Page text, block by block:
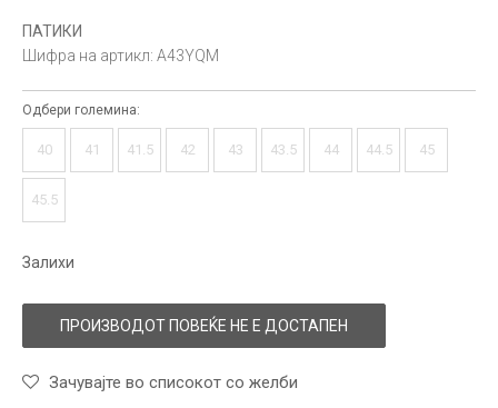
ПАТИКИ
Шифра на артикл: A43YQM
Одбери големина:
40 41 41.5 42 43 43.5 44 44.5 45
45.5
Залихи
ПРОИЗВОДОТ ПОВЕЌЕ НЕ Е ДОСТАПЕН
Зачувајте во списокот со желби